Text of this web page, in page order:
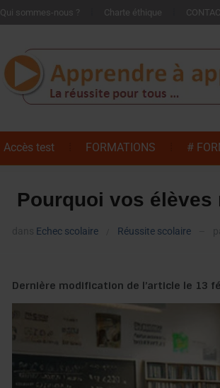
Qui sommes-nous ? Charte éthique
Accès test FORMATIONS #
Pourquoi vos
Echec scolaire Réussite scolaire
Dernière modification de l’article le 13